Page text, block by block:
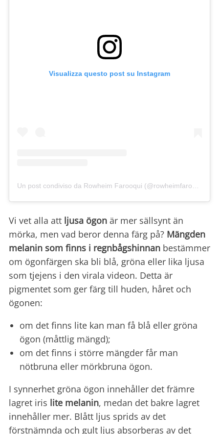
Visualizza questo post su Instagram
Vi vet alla att ljusa ögon är mer sällsynt än
mörka, men vad beror denna färg på? Mängden
melanin som finns i regnbågshinnan bestämmer
om ögonfärgen ska bli blå, gröna eller lika ljusa
som tjejens i den virala videon. Detta är
pigmentet som ger färg till huden, håret och
ögonen:
om det finns lite kan man få blå eller gröna
ögon (måttlig mängd);
om det finns i större mängder får man
nötbruna eller mörkbruna ögon.
I synnerhet gröna ögon innehåller det främre
lagret iris lite melanin, medan det bakre lagret
innehåller mer. Blått ljus sprids av det
förstnämnda och gult ljus absorberas av det